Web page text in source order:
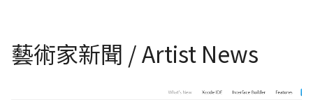
藝術家新聞 / Artist News